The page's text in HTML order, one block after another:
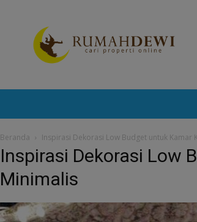
Berita
Properti
Terkini
Beranda Inspirasi Dekorasi Low Budget untuk Kamar
Inspirasi Dekorasi Low
Minimalis